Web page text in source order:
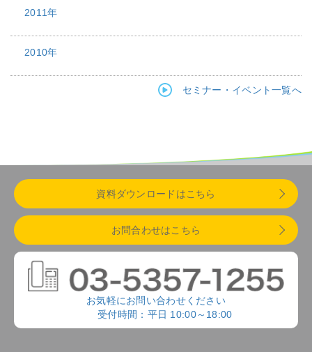
2011年
2010年
セミナー・イベント一覧へ
資料ダウンロードはこちら
お問合わせはこちら
お気軽にお問い合わせください
受付時間：平日 10:00～18:00